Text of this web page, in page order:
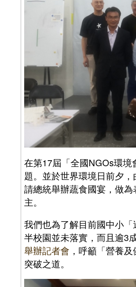
在第17屆「全國NGOs環
題。並於世界環境日前夕
請總統舉辦蔬食國宴，做
主。
我們也為了解目前國中小
半校園並未落實，而且逾3
舉辦記者會 ，呼籲「營養
突破之道。